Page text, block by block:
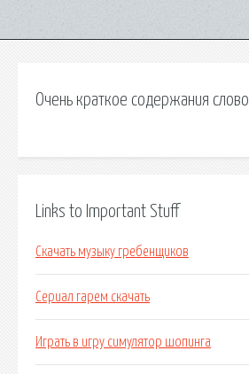
Очень краткое содержания
Links to Important Stuff
Скачать музыку гребенщиков
Сериал гарем скачать
Играть в игру симулятор шопинга